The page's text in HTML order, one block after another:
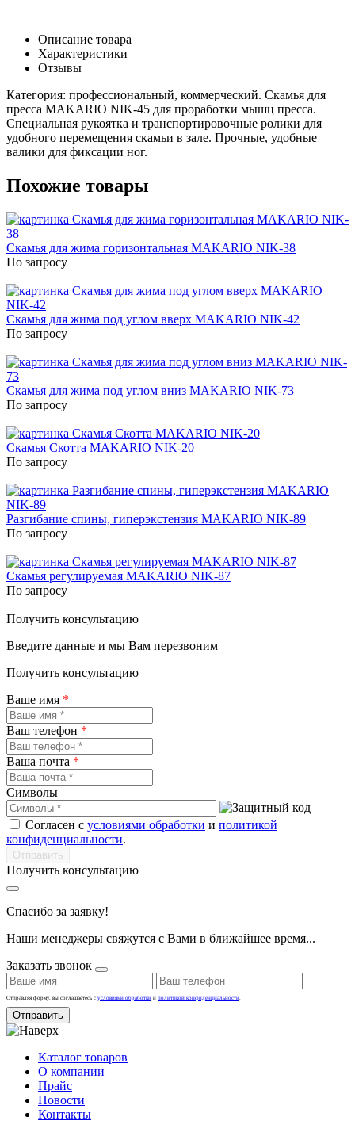
Описание товара
Характеристики
Отзывы
Категория: профессиональный, коммерческий. Скамья для
пресса MAKARIO NIK-45 для проработки мышц пресса.
Специальная рукоятка и транспортировочные ролики для
удобного перемещения скамьи в зале. Прочные, удобные
валики для фиксации ног.
Похожие товары
Скамья для жима горизонтальная MAKARIO NIK-38
По запросу
Скамья для жима под углом вверх MAKARIO NIK-42
По запросу
Скамья для жима под углом вниз MAKARIO NIK-73
По запросу
Скамья Скотта MAKARIO NIK-20
По запросу
Разгибание спины, гиперэкстензия MAKARIO NIK-89
По запросу
Скамья регулируемая MAKARIO NIK-87
По запросу
Получить консультацию
Введите данные и мы Вам перезвоним
Получить консультацию
Ваше имя *
Ваш телефон *
Ваша почта *
Символы
Согласен с условиями обработки и политикой
конфиденциальности.
Получить консультацию
Спасибо за заявку!
Наши менеджеры свяжутся с Вами в ближайшее время...
Заказать звонок
Отправляя форму, вы соглашаетесь с условиями обработки и политикой конфиденциальности.
Отправить
Каталог товаров
О компании
Прайс
Новости
Контакты